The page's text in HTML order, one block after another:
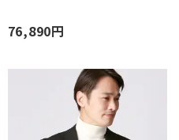
76,890円